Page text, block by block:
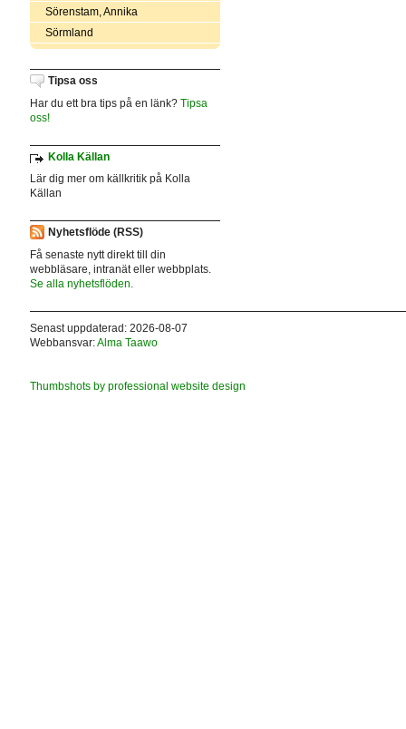
Sörenstam, Annika
Sörmland
Tipsa oss
Har du ett bra tips på en länk? Tipsa
oss!
Kolla Källan
Lär dig mer om källkritik på Kolla
Källan
Nyhetsflöde (RSS)
Få senaste nytt direkt till din
webbläsare, intranät eller webbplats.
Se alla nyhetsflöden.
Senast uppdaterad: 2026-08-07
Webbansvar:Alma Taawo
Thumbshots by professional website design